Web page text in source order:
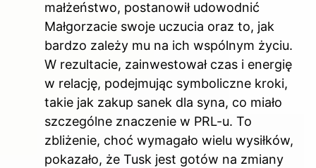
małżeństwo, postanowił udowodnić
Małgorzacie swoje uczucia oraz to, jak
bardzo zależy mu na ich wspólnym życiu.
W rezultacie, zainwestował czas i energię
w relację, podejmując symboliczne kroki,
takie jak zakup sanek dla syna, co miało
szczególne znaczenie w PRL-u. To
zbliżenie, choć wymagało wielu wysiłków,
pokazało, że Tusk jest gotów na zmiany